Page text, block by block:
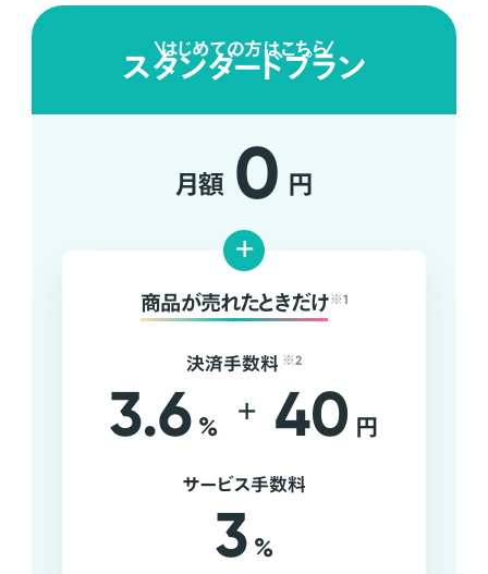
はじめての方はこちら
スタンダードプラン
月額 0 円
+
商品が売れたときだけ ※1
決済手数料 ※2
3.6 % + 40 円
サービス手数料
3 %